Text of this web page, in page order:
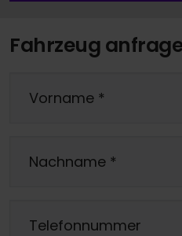
Fahrzeug
Vorname *
Nachname *
Telefonnummer